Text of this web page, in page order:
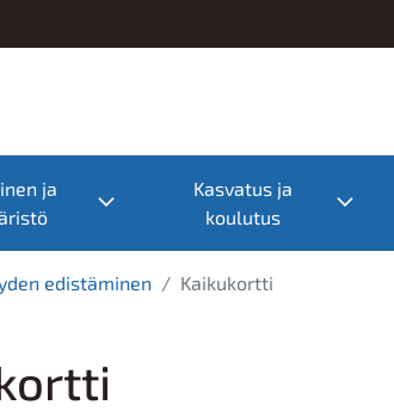
ja
Toggle submenu
Kasvatus ja
koulutus
edistäminen Kaikukortti